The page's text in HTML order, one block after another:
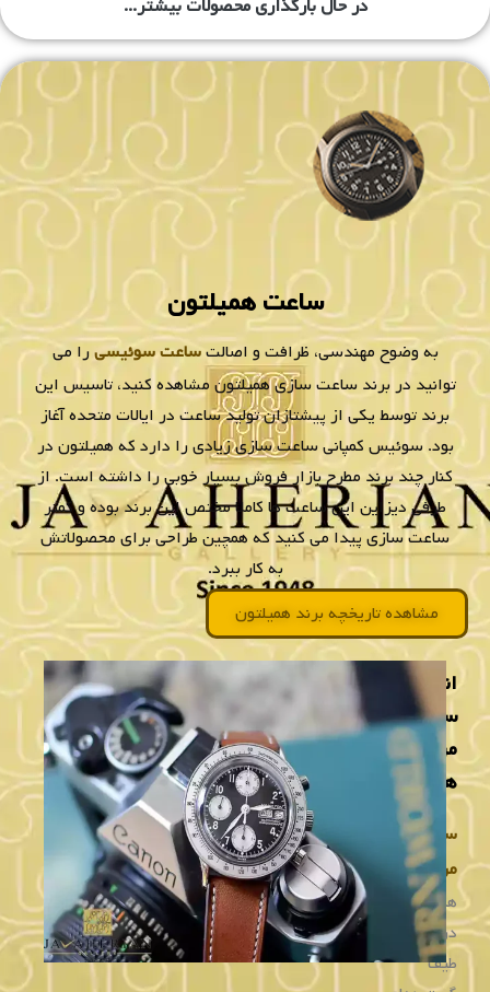
H64611135
تماس بگیرید
خرید
H70305143
تماس بگیرید
خرید
ساعت مردانه همیلتون
H76686735
تماس بگیرید
خرید
ساعت مردانه همیلتون
H70305993
تماس بگیرید
ساعت مردانه همیلتون
H76416755
تماس بگیرید
ساعت مردانه همیلتون
H70505733
تماس بگیرید